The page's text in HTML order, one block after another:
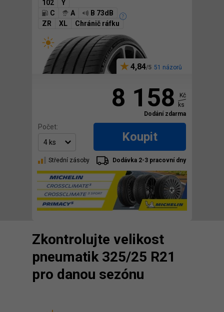
102
Y
C
A
B 73dB
ZR
XL Chránič ráfku
4,84 51 názorů
8 158
Kč
ks
Dodání zdarma
Počet:
Koupit
Střední zásoby Dodávka 2-3 pracovní dny
Zkontrolujte velikost
pneumatik 325/25 R21
pro danou sezónu